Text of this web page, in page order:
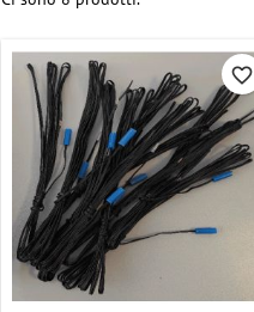
favorite_border